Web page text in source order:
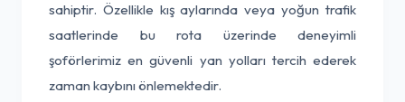
sahiptir. Özellikle kış aylarında veya yoğun trafik
saatlerinde bu rota üzerinde deneyimli
şoförlerimiz en güvenli yan yolları tercih ederek
zaman kaybını önlemektedir.